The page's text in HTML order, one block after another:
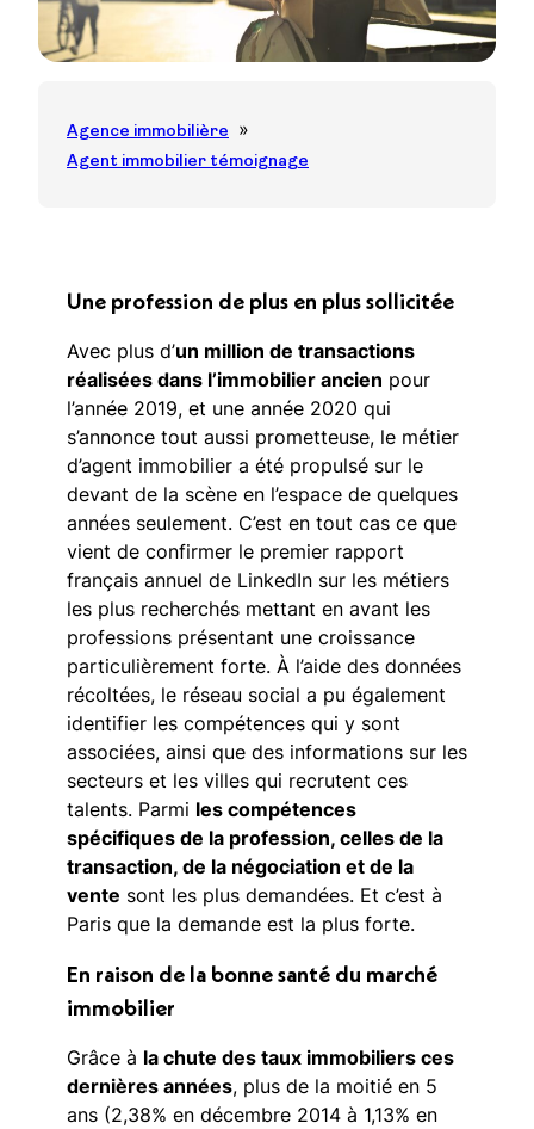
Agence immobilière
Agent immobilier témoignage
Une profession de plus en plus sollicitée
Avec plus d’un million de transactions
réalisées dans l’immobilier ancien pour
l’année 2019, et une année 2020 qui
s’annonce tout aussi prometteuse, le métier
d’agent immobilier a été propulsé sur le
devant de la scène en l’espace de quelques
années seulement. C’est en tout cas ce que
vient de confirmer le premier rapport
français annuel de LinkedIn sur les métiers
les plus recherchés mettant en avant les
professions présentant une croissance
particulièrement forte. À l’aide des données
récoltées, le réseau social a pu également
identifier les compétences qui y sont
associées, ainsi que des informations sur les
secteurs et les villes qui recrutent ces
talents. Parmi les compétences
spécifiques de la profession, celles de la
transaction, de la négociation et de la
vente sont les plus demandées. Et c’est à
Paris que la demande est la plus forte.
En raison de la bonne santé du marché
immobilier
Grâce à la chute des taux immobiliers ces
dernières années, plus de la moitié en 5
ans (2,38% en décembre 2014 à 1,13% en